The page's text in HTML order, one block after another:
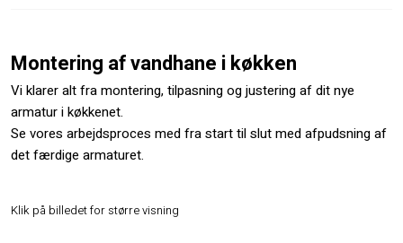
Montering af vandhane i køkken
Vi klarer alt fra montering, tilpasning og justering af dit nye
armatur i køkkenet.​
Se vores arbejdsproces med fra start til slut med afpudsning af
det færdige armaturet.
Klik på billedet for større visning​